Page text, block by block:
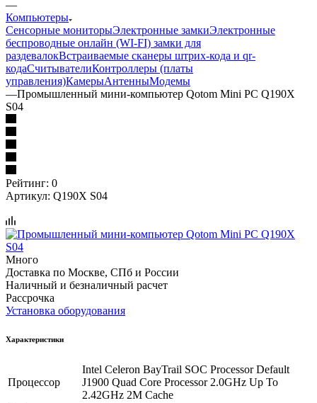
—
Компьютеры
Сенсорные мониторыЭлектронные замкиЭлектронные
беспроводные онлайн (WI-FI) замки для
раздевалокВстраиваемые сканеры штрих-кода и qr-
кодаСчитывателиКонтроллеры (платы
управления)КамерыАнтенныМодемы
—Промышленный мини-компьютер Qotom Mini PC Q190X
S04
Рейтинг: 0
Артикул: Q190X S04
Много
Доставка по Москве, СПб и России
Наличный и безналичный расчет
Рассрочка
Установка оборудования
Характеристики
Процессор
Intel Celeron BayTrail SOC Processor Default
J1900 Quad Core Processor 2.0GHz Up To
2.42GHz 2M Cache